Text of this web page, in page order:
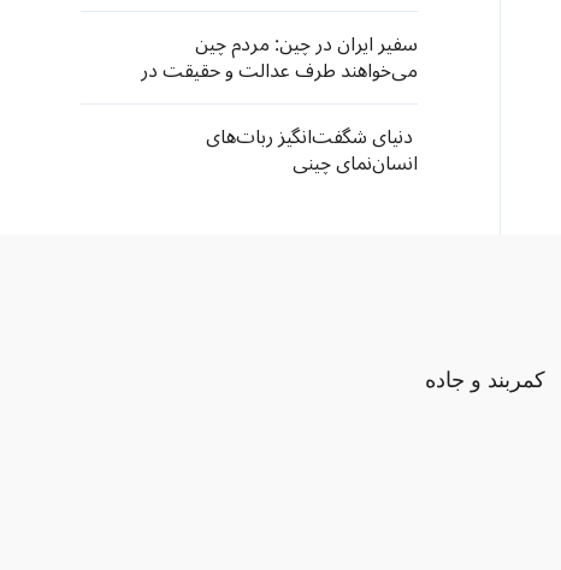
سفیر ایران در چین: مردم چین
می‌خواهند طرف عدالت و حقیقت در
تاریخ بایستند
دنیای شگفت‌انگیز ربات‌های
انسان‌نمای چینی
کمربند و جاده